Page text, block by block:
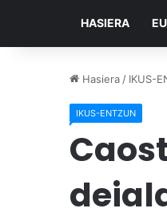
HASIERA
Hasiera / IKUS-
IKUS-ENTZUN